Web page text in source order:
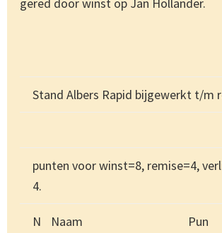
Stand Albers Rapid bijgewerkt t/m
punten voor winst=8, remise=4,
4.
N
Naam
Pun